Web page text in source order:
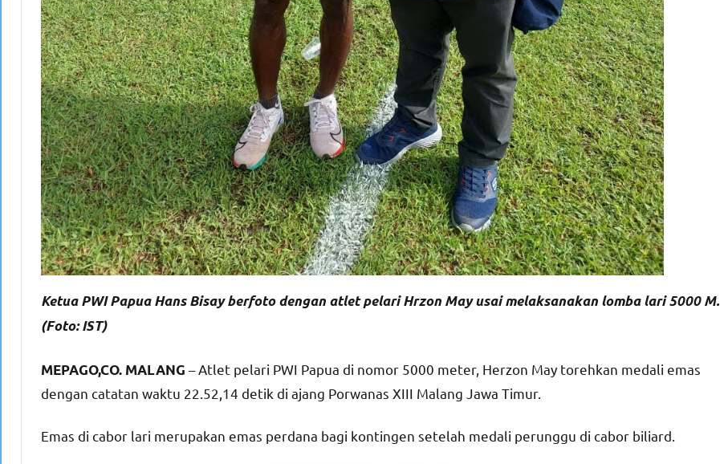
Ketua PWI Papua Hans Bisay berfoto dengan atlet pelari Hrzon May usai melaksanakan lomba lari 5000 M.
(Foto: IST)
MEPAGO,CO. MALANG – Atlet pelari PWI Papua di nomor 5000 meter, Herzon May torehkan medali emas
dengan catatan waktu 22.52,14 detik di ajang Porwanas XIII Malang Jawa Timur.
Emas di cabor lari merupakan emas perdana bagi kontingen setelah medali perunggu di cabor biliard.